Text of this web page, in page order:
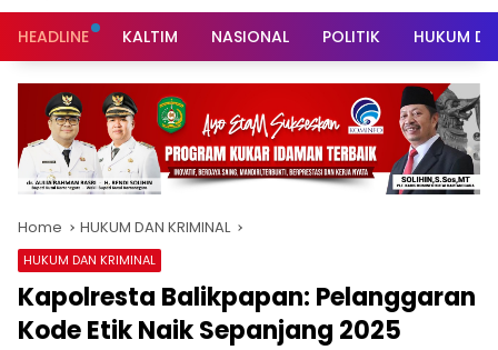
HEADLINE KALTIM NASIONAL POLITIK HUKUM
Home HUKUM DAN KRIMINAL
HUKUM DAN KRIMINAL
Kapolresta Balikpapan: Pelanggaran
Kode Etik Naik Sepanjang 2025